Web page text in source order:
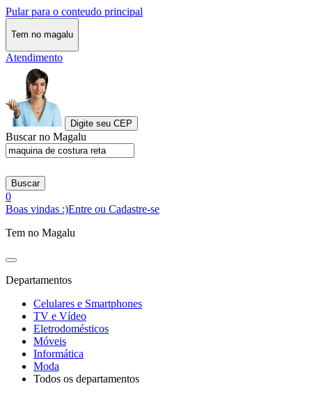
Pular para o conteudo principal
Tem no magalu
Atendimento
Digite seu CEP
Buscar no Magalu
Buscar
0
Boas vindas :)Entre ou Cadastre-se
Tem no Magalu
Departamentos
Celulares e Smartphones
TV e Vídeo
Eletrodomésticos
Móveis
Informática
Moda
Todos os departamentos